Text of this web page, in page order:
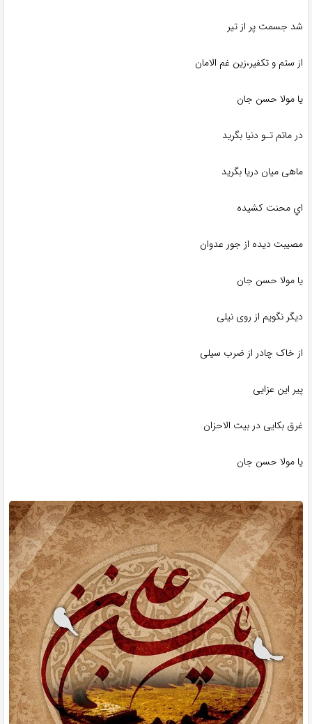
شد جسمت پر از تیر
از ستم و تکفیر،زین غم الامان
یا مولا حسن‌ جان
در ماتم تـو دنیا بگرید
ماهی میان دریا بگرید
اي محنت کشیده
مصیبت دیده از جور عدوان
یا مولا حسن‌ جان
دیگر نگویم از روی نیلی
از خاک چادر از ضرب سیلی
پیر این عزایی
غرق بکایی در بیت الاحزان
یا مولا حسن‌ جان